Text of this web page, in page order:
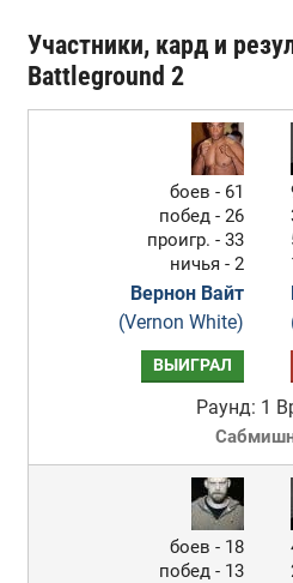
Участники, кард и
Battleground 2
боев - 61
побед - 26
проигр. - 33
ничья - 2
Вернон Вайт
(Vernon White)
ВЫИГРАЛ
Раунд: 1
боев - 18
побед - 13